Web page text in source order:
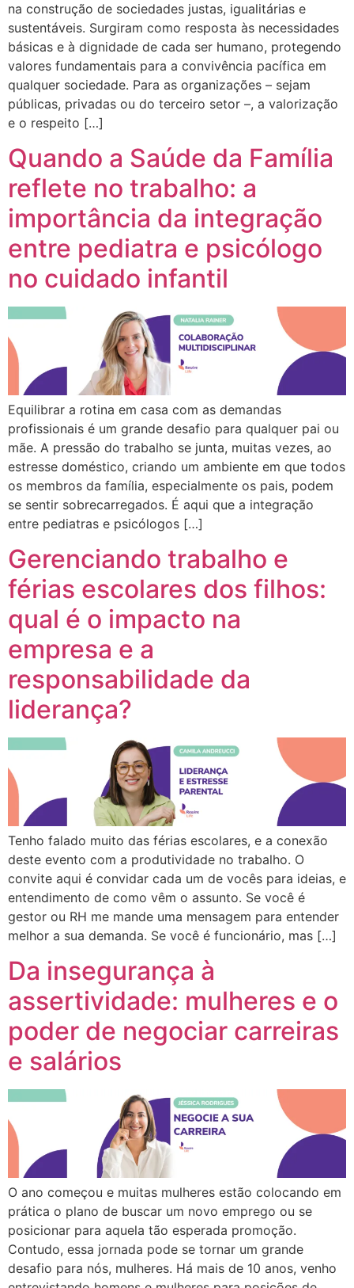
na construção de sociedades justas, igualitárias e
sustentáveis. Surgiram como resposta às necessidades
básicas e à dignidade de cada ser humano, protegendo
valores fundamentais para a convivência pacífica em
qualquer sociedade. Para as organizações – sejam
públicas, privadas ou do terceiro setor –, a valorização
e o respeito […]
Quando a Saúde da Família
reflete no trabalho: a
importância da integração
entre pediatra e psicólogo
no cuidado infantil
Equilibrar a rotina em casa com as demandas
profissionais é um grande desafio para qualquer pai ou
mãe. A pressão do trabalho se junta, muitas vezes, ao
estresse doméstico, criando um ambiente em que todos
os membros da família, especialmente os pais, podem
se sentir sobrecarregados. É aqui que a integração
entre pediatras e psicólogos […]
Gerenciando trabalho e
férias escolares dos filhos:
qual é o impacto na
empresa e a
responsabilidade da
liderança?
Tenho falado muito das férias escolares, e a conexão
deste evento com a produtividade no trabalho. O
convite aqui é convidar cada um de vocês para ideias, e
entendimento de como vêm o assunto. Se você é
gestor ou RH me mande uma mensagem para entender
melhor a sua demanda. Se você é funcionário, mas […]
Da insegurança à
assertividade: mulheres e o
poder de negociar carreiras
e salários
O ano começou e muitas mulheres estão colocando em
prática o plano de buscar um novo emprego ou se
posicionar para aquela tão esperada promoção.
Contudo, essa jornada pode se tornar um grande
desafio para nós, mulheres. Há mais de 10 anos, venho